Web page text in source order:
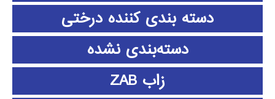
دسته بندی کننده درختی
دسته‌بندی نشده
زاب ZAB